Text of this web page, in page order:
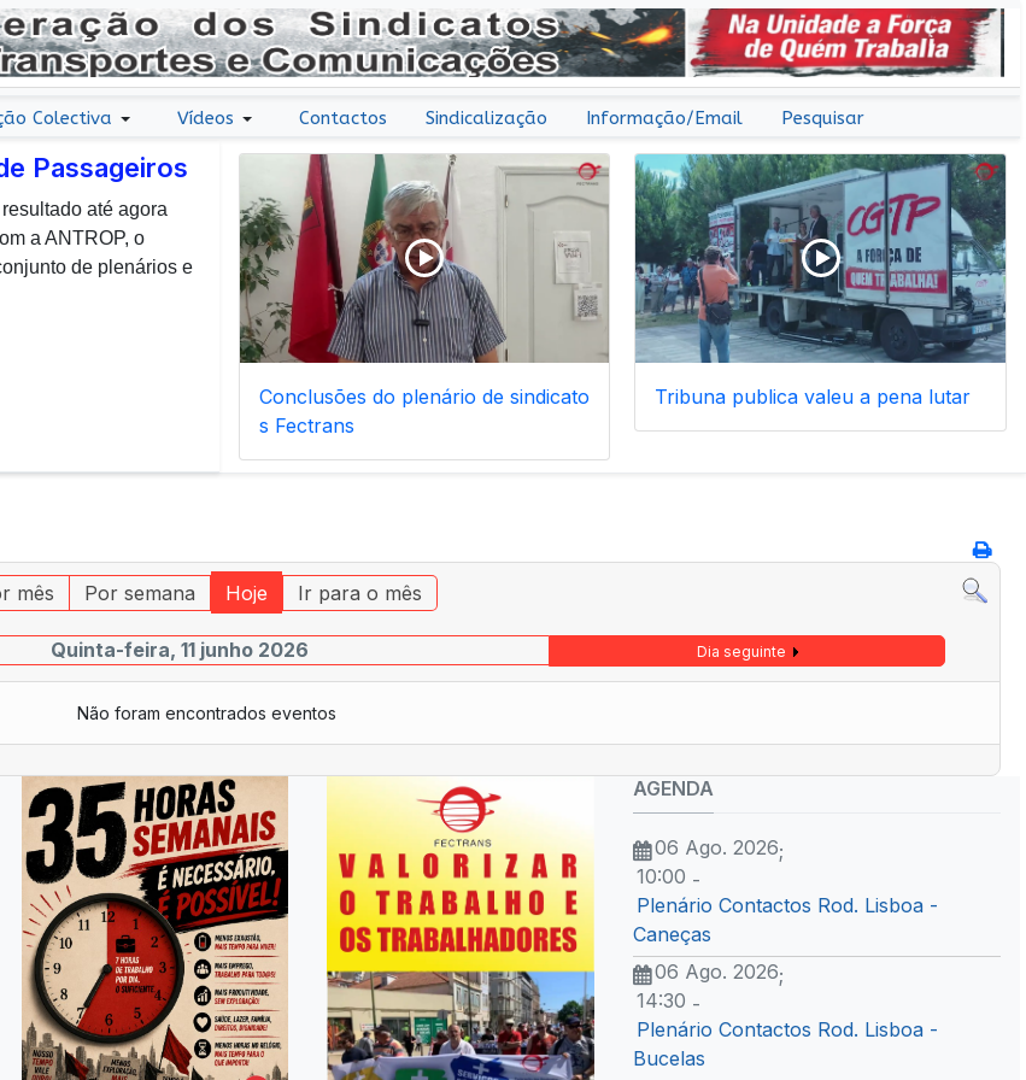
Colectiva Vídeos Contactos Sindicalização Informação/Email Pesquisar
Passageiros
até agora
a ANTROP, o
de plenários e
de agradecimento
dias, enfrentam com
inerentes
Conclusões do plenário de sindicato
s Fectrans
Tribuna publica valeu a pena lutar
mês Por semana Hoje Ir para o mês
Quinta-feira, 11 junho 2026 Dia seguinte
Não foram encontrados eventos
AGENDA
06 Ago. 2026;
10:00 -
Plenário Contactos Rod. Lisboa -
Caneças
06 Ago. 2026;
14:30 -
Plenário Contactos Rod. Lisboa -
Bucelas